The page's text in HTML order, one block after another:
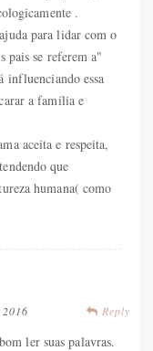
.
para lidar com o
pais se referem a"
influenciando essa
a família e
aceita e respeita,
que
humana( como
Reply
ler suas palavras.